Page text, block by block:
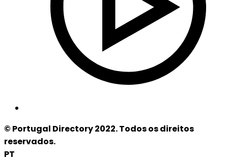
© Portugal Directory 2022. Todos os direitos
reservados.
PT